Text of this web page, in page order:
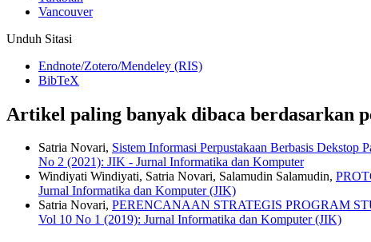
Vancouver
Unduh Sitasi
Endnote/Zotero/Mendeley (RIS)
BibTeX
Artikel paling banyak dibaca berdasarkan
Satria Novari, Sistem Informasi Perpustakaan Berbasis
No 2 (2021): JIK - Jurnal Informatika dan Komputer
Windiyati Windiyati, Satria Novari, Salamudin Salamudin,
Jurnal Informatika dan Komputer (JIK)
Satria Novari, PERENCANAAN STRATEGIS PROGRAM
Vol 10 No 1 (2019): Jurnal Informatika dan Komputer (JIK)